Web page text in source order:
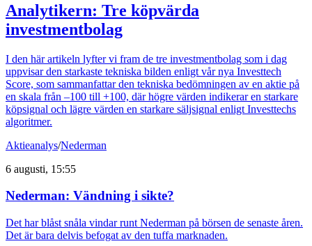
Analytikern: Tre köpvärda
investmentbolag
I den här artikeln lyfter vi fram de tre investmentbolag som i dag
uppvisar den starkaste tekniska bilden enligt vår nya Investtech
Score, som sammanfattar den tekniska bedömningen av en aktie på
en skala från –100 till +100, där högre värden indikerar en starkare
köpsignal och lägre värden en starkare säljsignal enligt Investtechs
algoritmer.
Aktieanalys/Nederman
6 augusti, 15:55
Nederman: Vändning i sikte?
Det har blåst snåla vindar runt Nederman på börsen de senaste åren.
Det är bara delvis befogat av den tuffa marknaden.